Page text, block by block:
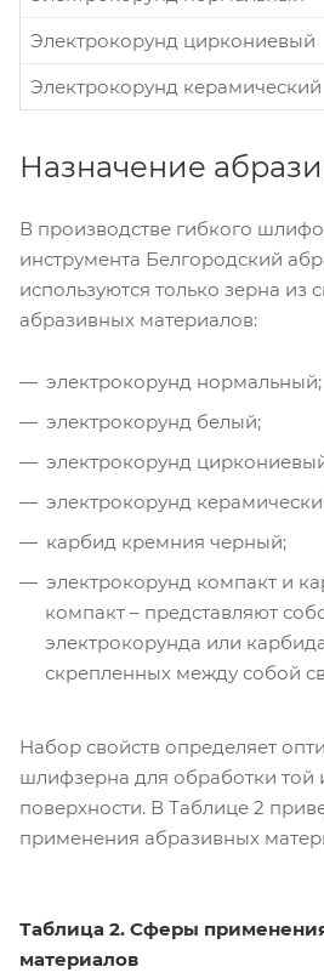
Электрокорунд циркониевый
Электрокорунд керамический
Назначение
В производстве гибкого
инструмента Белгородский
используются только зерна из
абразивных материалов:
электрокорунд нормальный;
электрокорунд белый;
электрокорунд
электрокорунд
карбид кремния черный;
электрокорунд компакт и
компакт – представляют
электрокорунда или
скрепленных между собой
Набор свойств определяет
шлифзерна для обработки той
поверхности. В Таблице 2
применения абразивных
Таблица 2. Сферы
материалов